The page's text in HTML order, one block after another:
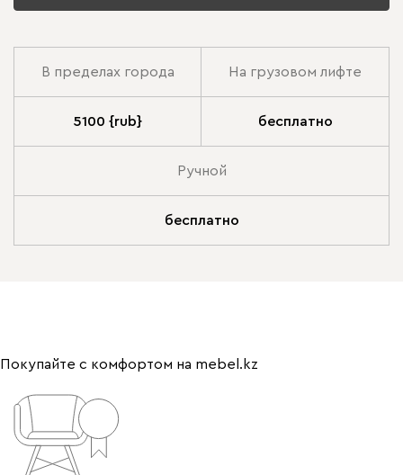
В пределах города На грузовом лифте
5100 {rub} бесплатно
Ручной
бесплатно
Покупайте с комфортом на mebel.kz